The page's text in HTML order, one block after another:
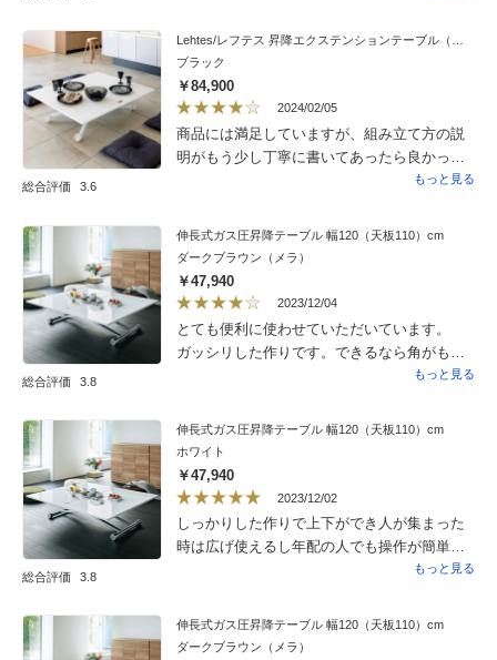
れたりするのはやはり便利なので今回は切れ
ないのを願いつつ購入しました。天板はつや
消しで以前とはちょっと違うのですがこれは
これで良さげです。蝶番の部分が以前は黒で
したが今回はゴールドでちょっと目立つか
な…最悪気になるようなら自分で色付けして
うか、広げたときの独特の匂いが気になりま
す。広げてから少し時間がたてば大丈夫なの
ですが。コロもついていて便利ですが、同一
方向への回転のみなので、もう少し自在に動
かせるといいかな、とも思います。それでも
全体的にはかなり満足しています。よい買い
総合評価 3.6
ブラック
￥84,900
2024/02/05
商品には満足していますが、組み立て方の説
明がもう少し丁寧に書いてあったら良かった
もっと見る
総合評価 3.8
伸長式ガス圧昇降テーブル 幅120（天板110）cm
ダークブラウン（メラ）
￥47,940
2023/12/04
とても便利に使わせていただいています。
ガッシリした作りです。できるなら角がもう
もっと見る
総合評価 3.8
伸長式ガス圧昇降テーブル 幅120（天板110）cm
ホワイト
￥47,940
2023/12/02
しっかりした作りで上下ができ人が集まった
時は広げ使えるし年配の人でも操作が簡単だ
もっと見る
伸長式ガス圧昇降テーブル 幅120（天板110）cm
ダークブラウン（メラ）